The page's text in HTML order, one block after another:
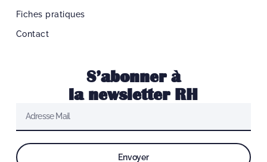
Fiches pratiques
Contact
S’abonner à
la newsletter RH
Envoyer